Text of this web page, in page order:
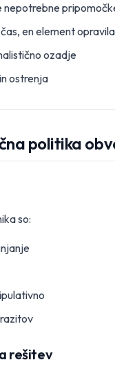
nepotrebne
en element opravila
ozadje
ostrenja
politika
so:
rešitev